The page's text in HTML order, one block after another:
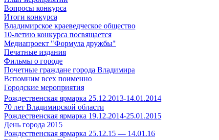
Вопросы конкурса
Итоги конкурса
Владимирское краеведческое общество
10-летию конкурса посвящается
Медиапроект "Формула дружбы"
Печатные издания
Фильмы о городе
Почетные граждане города Владимира
Вспомним всех поименно
Городские мероприятия
Рождественская ярмарка 25.12.2013-14.01.2014
70 лет Владимирской области
Рождественская ярмарка 19.12.2014-25.01.2015
День города 2015
Рождественская ярмарка 25.12.15 — 14.01.16